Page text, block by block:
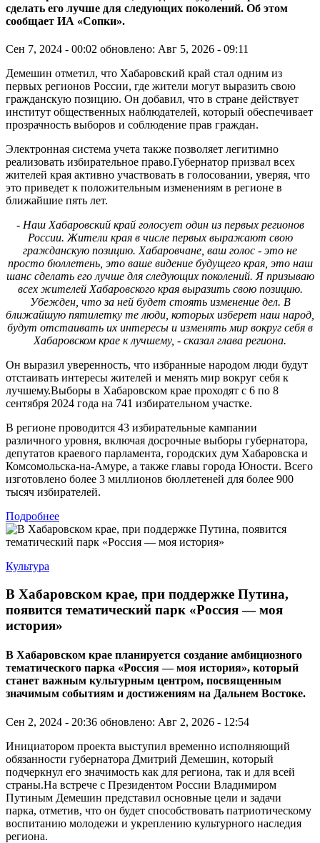
сделать его лучше для следующих поколений. Об этом
сообщает ИА «Сопки».
Сен 7, 2024 - 00:02 обновлено: Авг 5, 2026 - 09:11
Демешин отметил, что Хабаровский край стал одним из
первых регионов России, где жители могут выразить свою
гражданскую позицию. Он добавил, что в стране действует
институт общественных наблюдателей, который обеспечивает
прозрачность выборов и соблюдение прав граждан.
Электронная система учета также позволяет легитимно
реализовать избирательное право.Губернатор призвал всех
жителей края активно участвовать в голосовании, уверяя, что
это приведет к положительным изменениям в регионе в
ближайшие пять лет.
- Наш Хабаровский край голосует один из первых регионов
России. Жители края в числе первых выражают свою
гражданскую позицию. Хабаровчане, ваш голос - это не
просто бюллетень, это ваше видение будущего края, это наш
шанс сделать его лучше для следующих поколений. Я призываю
всех жителей Хабаровского края выразить свою позицию.
Убежден, что за ней будет стоять изменение дел. В
ближайшую пятилетку те люди, которых изберет наш народ,
будут отстаивать их интересы и изменять мир вокруг себя в
Хабаровском крае к лучшему, - сказал глава региона.
Он выразил уверенность, что избранные народом люди будут
отстаивать интересы жителей и менять мир вокруг себя к
лучшему.Выборы в Хабаровском крае проходят с 6 по 8
сентября 2024 года на 741 избирательном участке.
В регионе проводится 43 избирательные кампании
различного уровня, включая досрочные выборы губернатора,
депутатов краевого парламента, городских дум Хабаровска и
Комсомольска-на-Амуре, а также главы города Юности. Всего
изготовлено более 3 миллионов бюллетеней для более 900
тысяч избирателей.
Подробнее
Культура
В Хабаровском крае, при поддержке Путина,
появится тематический парк «Россия — моя
история»
В Хабаровском крае планируется создание амбициозного
тематического парка «Россия — моя история», который
станет важным культурным центром, посвященным
значимым событиям и достижениям на Дальнем Востоке.
Сен 2, 2024 - 20:36 обновлено: Авг 2, 2026 - 12:54
Инициатором проекта выступил временно исполняющий
обязанности губернатора Дмитрий Демешин, который
подчеркнул его значимость как для региона, так и для всей
страны.На встрече с Президентом России Владимиром
Путиным Демешин представил основные цели и задачи
парка, отметив, что он будет способствовать патриотическому
воспитанию молодежи и укреплению культурного наследия
региона.